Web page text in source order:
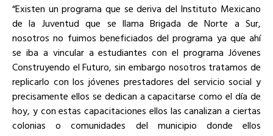
“Existen un programa que se deriva del Instituto Mexicano
de la Juventud que se llama Brigada de Norte a Sur,
nosotros no fuimos beneficiados del programa ya que ahí
se iba a vincular a estudiantes con el programa Jóvenes
Construyendo el Futuro, sin embargo nosotros tratamos de
replicarlo con los jóvenes prestadores del servicio social y
precisamente ellos se dedican a capacitarse como el día de
hoy, y con estas capacitaciones ellos las canalizan a ciertas
colonias o comunidades del municipio donde ellos